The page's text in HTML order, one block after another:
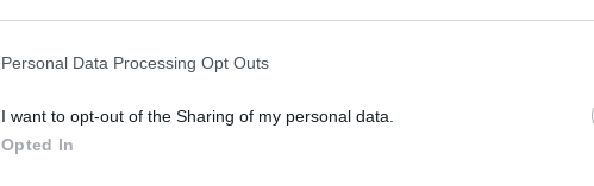
Personal Data Processing Opt Outs
I want to opt-out of the Sharing of my personal data.
Opted In